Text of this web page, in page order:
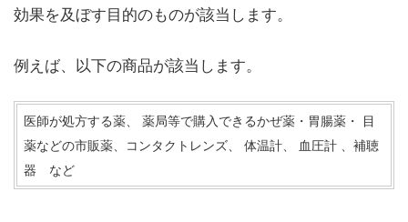
効果を及ぼす目的のものが該当します。
例えば、以下の商品が該当します。
医師が処方する薬、 薬局等で購入できるかぜ薬・胃腸薬・ 目
薬などの市販薬、コンタクトレンズ、 体温計、 血圧計 、補聴
器 など